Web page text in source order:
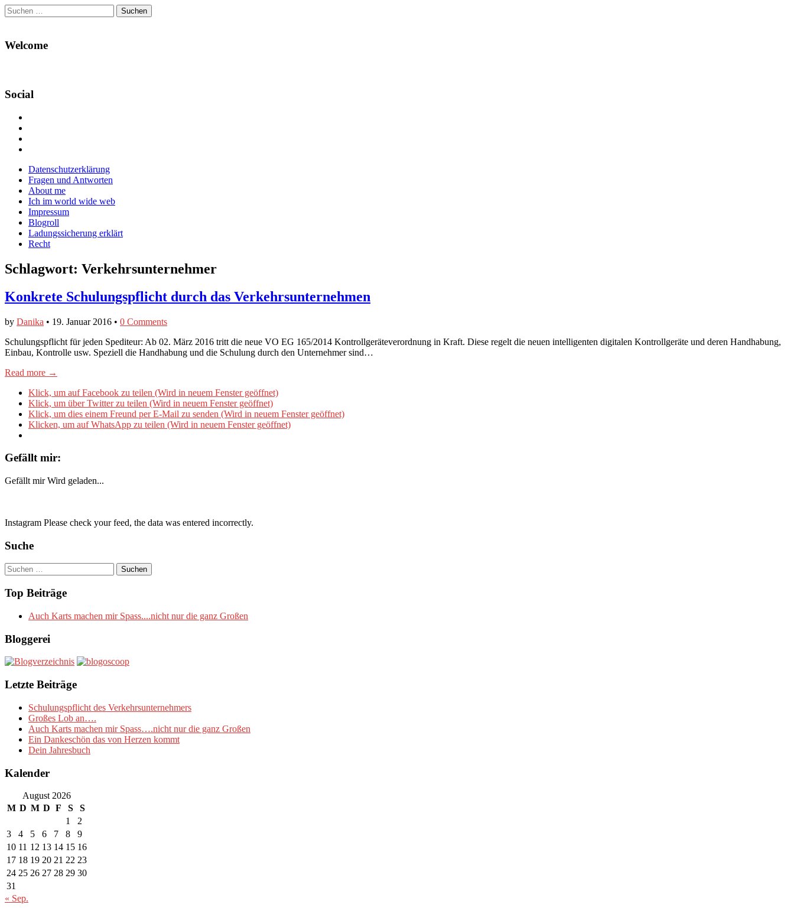
Suchen
nach:
Welcome
Social
Facebook
anzeigen
Twitter
anzeigen
auf
Instagram
anzeigen
Main
menu
Skip
content
Datenschutzerklärung
Fragen und Antworten
About me
Ich im world wide web
Impressum
Blogroll
Ladungssicherung erklärt
Recht
Schlagwort: Verkehrsunternehmer
Konkrete Schulungspflicht durch das Verkehrsunternehmen
by Danika • 19. Januar 2016 • 0 Comments
Schulungspflicht für jeden Spediteur: Ab 02. März 2016 tritt die neue VO EG 165/2014 Kontrollgeräteverordnung in Kraft. Diese regelt die neuen intelligenten digitalen Kontrollgeräte und deren Handhabung,
Einbau, Kontrolle usw. Speziell die Handhabung und die Schulung durch den Unternehmer sind…
Read more →
Klick, um auf Facebook zu teilen (Wird in neuem Fenster geöffnet)
Klick, um über Twitter zu teilen (Wird in neuem Fenster geöffnet)
Klick, um dies einem Freund per E-Mail zu senden (Wird in neuem Fenster geöffnet)
Klicken, um auf WhatsApp zu teilen (Wird in neuem Fenster geöffnet)
Gefällt mir:
Gefällt mir Wird geladen...
Instagram Please check your feed, the data was entered incorrectly.
Suche
Suchen
nach:
Top Beiträge
Auch Karts machen mir Spass....nicht nur die ganz Großen
Bloggerei
Letzte Beiträge
Schulungspflicht des Verkehrsunternehmers
Großes Lob an….
Auch Karts machen mir Spass….nicht nur die ganz Großen
Ein Dankeschön das von Herzen kommt
Dein Jahresbuch
Kalender
August 2026
M D M D F S
S
1
2
3
4 5 6 7 8
9
10 11 12 13 14 15 16
17 18 19 20 21 22 23
24 25 26 27 28 29 30
31
« Sep.